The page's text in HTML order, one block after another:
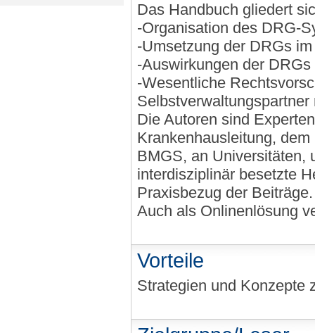
Das Handbuch gliedert
-Organisation des DRG-
-Umsetzung der DRGs
-Auswirkungen der
-Wesentliche
Die Autoren sind
Krankenhausleitung,
BMGS, an Universitäten,
interdisziplinär besetzte
Praxisbezug der Beiträge.
Auch als Onlinenlösung
Vorteile
Strategien und Konzepte